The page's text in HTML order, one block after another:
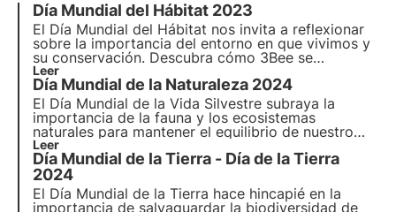
Día Mundial del Hábitat 2023
El Día Mundial del Hábitat nos invita a reflexionar
sobre la importancia del entorno en que vivimos y
su conservación. Descubra cómo 3Bee se
compromete concretamente con la regeneración
de los hábitats urbanos y naturales con los Oasis
de Biodiversidad, con motivo del Día Mundial del
Hábitat.
Leer
Día Mundial de la Naturaleza 2024
El Día Mundial de la Vida Silvestre subraya la
importancia de la fauna y los ecosistemas
naturales para mantener el equilibrio de nuestro
planeta. Descubre en este artículo la historia del
Día Mundial de la Vida Silvestre, el lema de 2024 y
el compromiso de 3Bee con el seguimiento y la
regeneración de la biodiversidad.
Leer
Día Mundial de la Tierra - Día de la Tierra
2024
El Día Mundial de la Tierra hace hincapié en la
importancia de salvaguardar la biodiversidad de